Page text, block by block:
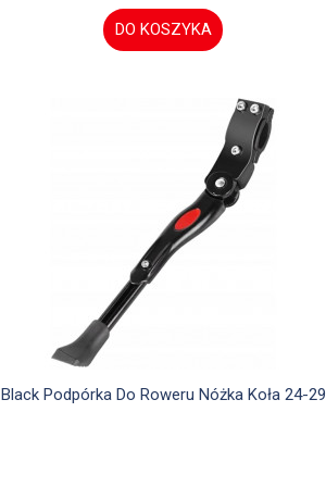
DO KOSZYKA
Szybki podgląd
Black Podpórka Do Roweru Nóżka Koła 24-29